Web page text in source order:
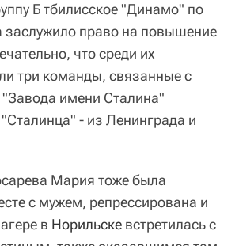
Б тбилисское "Динамо" по
заслужило право на повышение
что среди их
три команды, связанные с
имени Сталина"
- из Ленинграда и
Мария тоже была
с мужем, репрессирована и
в Норильске встретилась с